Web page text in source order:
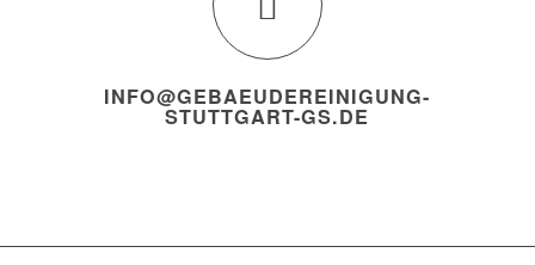
INFO@GEBAEUDEREINIGUNG-
STUTTGART-GS.DE